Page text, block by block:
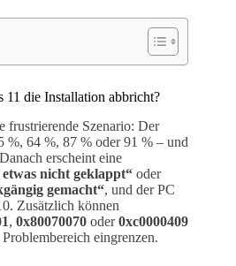
11 die Installation abbricht?
frustrierende Szenario: Der
%, 64 %, 87 % oder 91 % – und
erscheint eine
nicht geklappt“ oder
gemacht“, und der PC
Zusätzlich können
, 0x80070070 oder0xc0000409
eingrenzen.